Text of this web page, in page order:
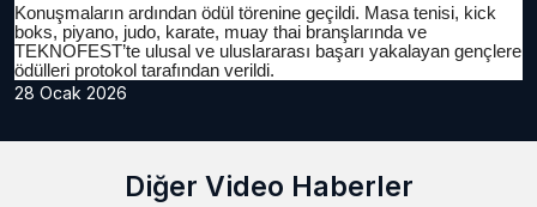
Konuşmaların ardından ödül törenine geçildi. Masa tenisi, kick
boks, piyano, judo, karate, muay thai branşlarında ve
TEKNOFEST’te ulusal ve uluslararası başarı yakalayan gençlere
ödülleri protokol tarafından verildi.
28 Ocak 2026
Diğer Video Haberler